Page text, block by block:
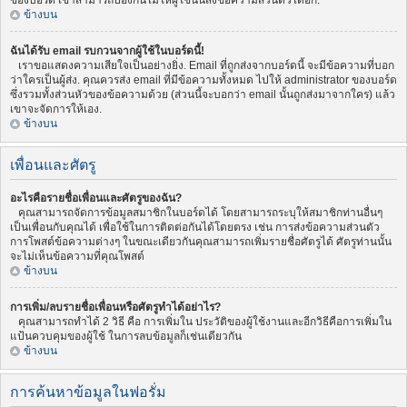
ข้างบน
ฉันได้รับ email รบกวนจากผู้ใช้ในบอร์ดนี้!
เราขอแสดงความเสียใจเป็นอย่างยิ่ง. Email ที่ถูกส่งจากบอร์ดนี้ จะมีข้อความที่บอก
ว่าใครเป็นผู้ส่ง. คุณควรส่ง email ที่มีข้อความทั้งหมด ไปให้ administrator ของบอร์ด
ซึ่งรวมทั้งส่วนหัวของข้อความด้วย (ส่วนนี้จะบอกว่า email นั้นถูกส่งมาจากใคร) แล้ว
เขาจะจัดการให้เอง.
ข้างบน
เพื่อนและศัตรู
อะไรคือรายชื่อเพื่อนและศัตรูของฉัน?
คุณสามารถจัดการข้อมูลสมาชิกในบอร์ดได้ โดยสามารถระบุให้สมาชิกท่านอื่นๆ
เป็นเพื่อนกับคุณได้ เพื่อใช้ในการติดต่อกันได้โดยตรง เช่น การส่งข้อความส่วนตัว
การโพสต์ข้อความต่างๆ ในขณะเดียวกันคุณสามารถเพิ่มรายชื่อศัตรูได้ ศัตรูท่านนั้น
จะไม่เห็นข้อความที่คุณโพสต์
ข้างบน
การเพิ่ม/ลบรายชื่อเพื่อนหรือศัตรูทำได้อย่าไร?
คุณสามารถทำได้ 2 วิธี คือ การเพิ่มใน ประวัติของผู้ใช้งานและอีกวิธีคือการเพิ่มใน
แป้นควบคุมของผู้ใช้ ในการลบข้อมูลก็เช่นเดียวกัน
ข้างบน
การค้นหาข้อมูลในฟอรั่ม